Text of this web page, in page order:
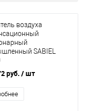
воздуха
SABIEL
руб. / шт